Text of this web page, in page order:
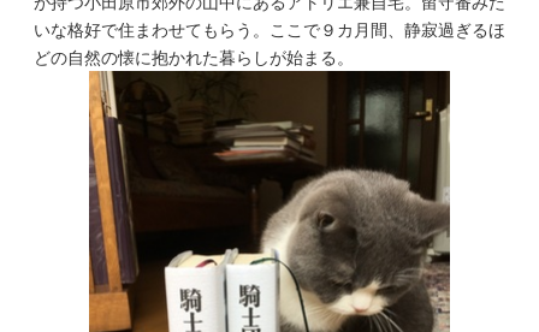
いな格好で住まわせてもらう。ここで９カ月間、静寂過ぎるほ
どの自然の懐に抱かれた暮らしが始まる。